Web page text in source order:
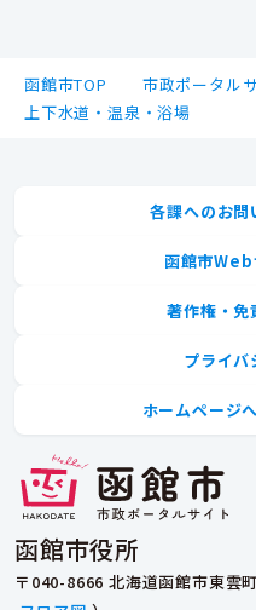
函館市TOP 市政ポータル
上下水道・温泉・浴場
函館市役所
〒040-8666 北海道函館市東雲
各課へのお問
函館市
著作権・免
プライバ
ホームページ